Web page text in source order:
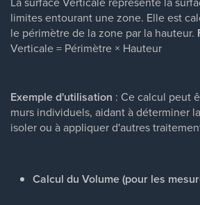
limites entourant une zone. Elle est
le périmètre de la zone par la hauteur.
Verticale = Périmètre × Hauteur
Exemple d'utilisation : Ce calcul peut
murs individuels, aidant à déterminer
isoler ou à appliquer d'autres
Calcul du Volume (pour les